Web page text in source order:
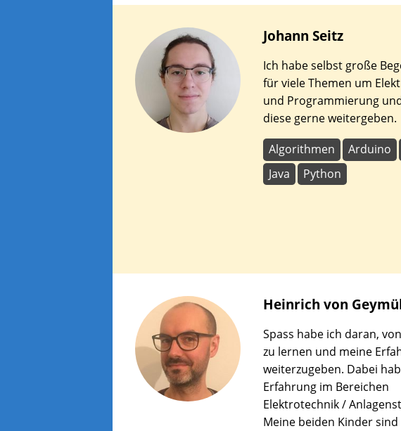
Johann Seitz
Ich habe selbst große
für viele Themen um
und Programmierung
diese gerne weitergeben.
Algorithmen Arduino
Java
Python
Heinrich von
Spass habe ich daran,
zu lernen und meine
weiterzugeben. Dabei
Erfahrung im Bereichen
Elektrotechnik /
Meine beiden Kinder